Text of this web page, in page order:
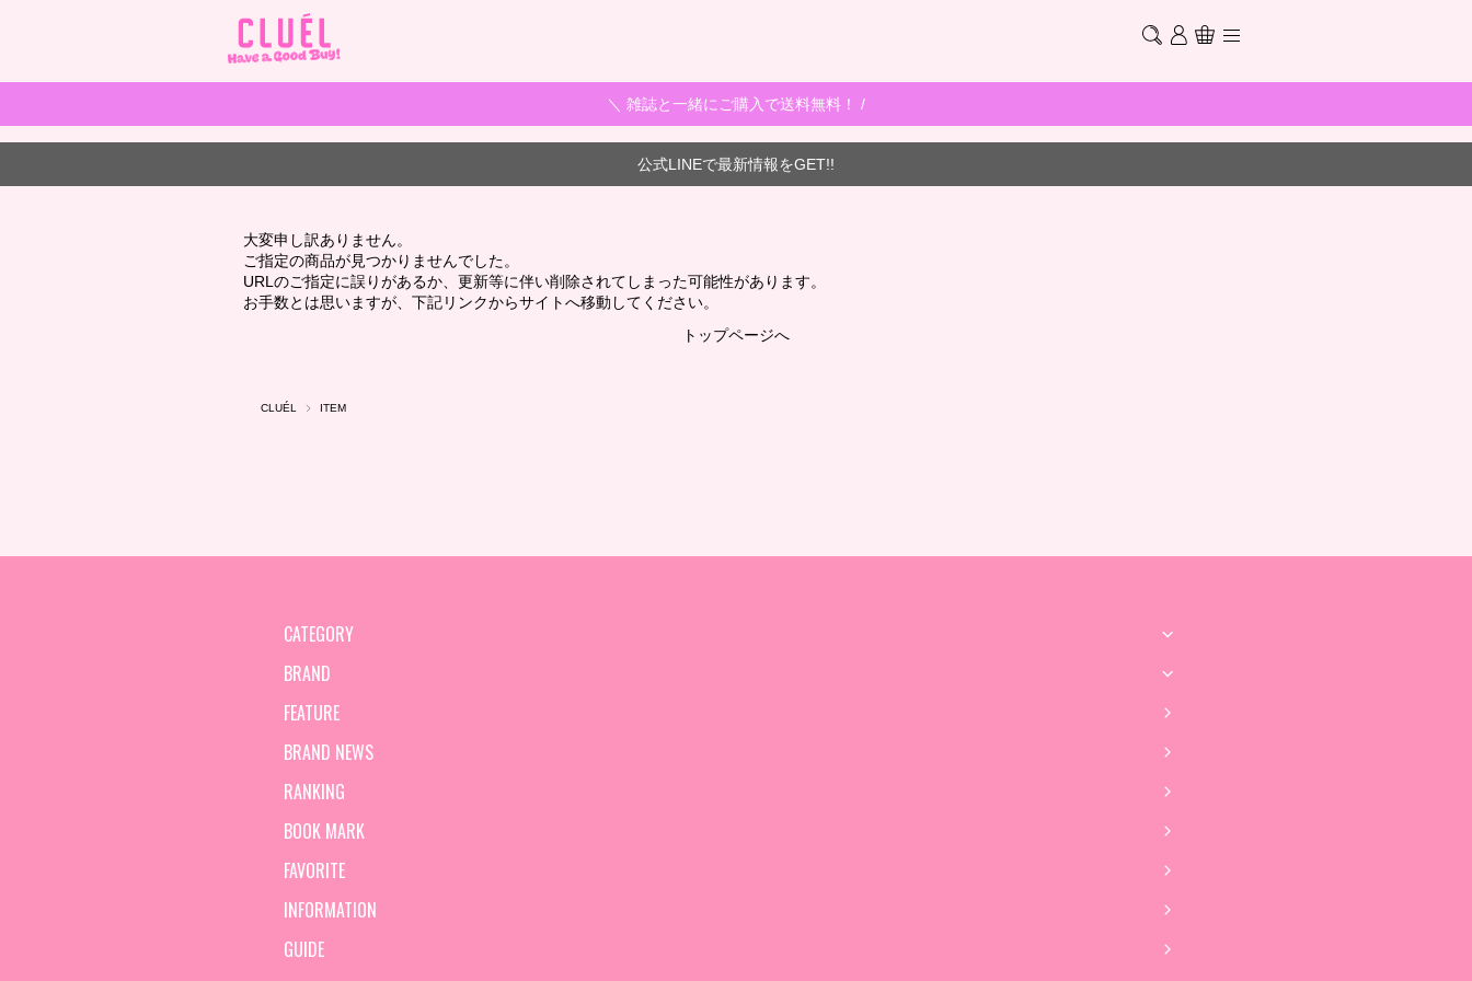
＼ 雑誌と一緒にご購入で送料無料！ /
公式LINEで最新情報をGET!!
大変申し訳ありません。
ご指定の商品が見つかりませんでした。
URLのご指定に誤りがあるか、更新等に伴い削除されてしまった可能性があります。
お手数とは思いますが、下記リンクからサイトへ移動してください。
トップページへ
CLUÉL ITEM
CATEGORY
BRAND
FEATURE
BRAND NEWS
RANKING
BOOK MARK
FAVORITE
INFORMATION
GUIDE